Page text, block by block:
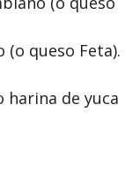
(o queso Feta).
harina de yuca